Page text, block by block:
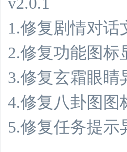
1.修复剧情对话
2.修复功能图标
3.修复玄霜眼睛
4.修复八卦图图
5.修复任务提示